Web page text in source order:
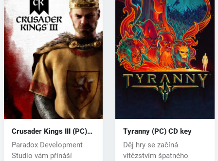
Crusader Kings III (PC)
key
Paradox Development
Studio vám přináší
Tyranny (PC) CD key
Děj hry se začíná
vítězstvím špatného